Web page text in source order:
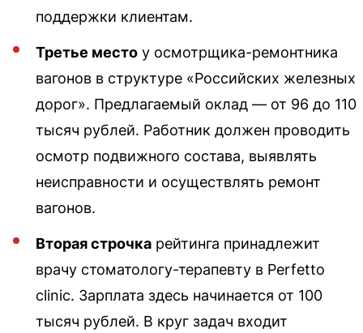
поддержки клиентам.
Третье место у осмотрщика-ремонтника
вагонов в структуре «Российских железных
дорог». Предлагаемый оклад — от 96 до 110
тысяч рублей. Работник должен проводить
осмотр подвижного состава, выявлять
неисправности и осуществлять ремонт
вагонов.
Вторая строчка рейтинга принадлежит
врачу стоматологу-терапевту в Perfetto
clinic. Зарплата здесь начинается от 100
тысяч рублей. В круг задач входит